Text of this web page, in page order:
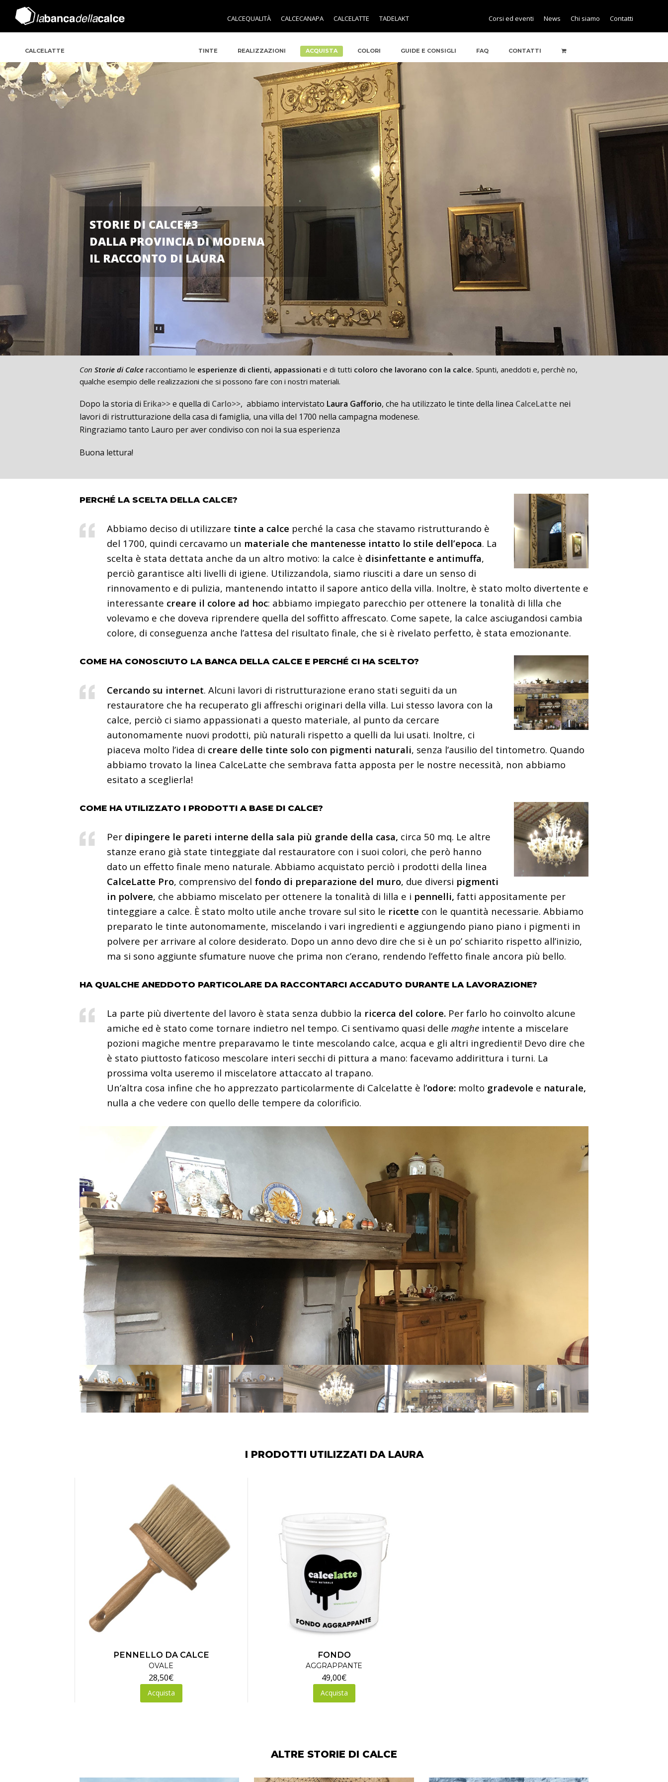
CALCEQUALITÀ CALCECANAPA CALCELATTE TADELAKT Corsi ed eventi News Chi siamo Contatti
CALCELATTE TINTE REALIZZAZIONI ACQUISTA COLORI GUIDE E CONSIGLI FAQ CONTATTI
STORIE DI CALCE#3
DALLA PROVINCIA DI MODENA
IL RACCONTO DI LAURA
Con Storie di Calce raccontiamo le esperienze di clienti, appassionati e di tutti coloro che lavorano con la calce. Spunti, aneddoti e, perchè no,
qualche esempio delle realizzazioni che si possono fare con i nostri materiali.
Dopo la storia di Erika>>e quella di Carlo>>, abbiamo intervistato Laura Gafforio, che ha utilizzato le tinte della linea CalceLatte nei
lavori di ristrutturazione della casa di famiglia, una villa del 1700 nella campagna modenese.
Ringraziamo tanto Lauro per aver condiviso con noi la sua esperienza
Buona lettura!
PERCHÉ LA SCELTA DELLA CALCE?
Abbiamo deciso di utilizzare tinte a calce perché la casa che stavamo ristrutturando è
del 1700, quindi cercavamo un materiale che mantenesse intatto lo stile dell’epoca. La
scelta è stata dettata anche da un altro motivo: la calce è disinfettante e antimuffa,
perciò garantisce alti livelli di igiene. Utilizzandola, siamo riusciti a dare un senso di
rinnovamento e di pulizia, mantenendo intatto il sapore antico della villa. Inoltre, è stato molto divertente e
interessante creare il colore ad hoc: abbiamo impiegato parecchio per ottenere la tonalità di lilla che
volevamo e che doveva riprendere quella del soffitto affrescato. Come sapete, la calce asciugandosi cambia
colore, di conseguenza anche l’attesa del risultato finale, che si è rivelato perfetto, è stata emozionante.
COME HA CONOSCIUTO LA BANCA DELLA CALCE E PERCHÉ CI HA SCELTO?
Cercando su internet. Alcuni lavori di ristrutturazione erano stati seguiti da un
restauratore che ha recuperato gli affreschi originari della villa. Lui stesso lavora con la
calce, perciò ci siamo appassionati a questo materiale, al punto da cercare
autonomamente nuovi prodotti, più naturali rispetto a quelli da lui usati. Inoltre, ci
piaceva molto l’idea di creare delle tinte solo con pigmenti naturali, senza l’ausilio del tintometro. Quando
abbiamo trovato la linea CalceLatte che sembrava fatta apposta per le nostre necessità, non abbiamo
esitato a sceglierla!
COME HA UTILIZZATO I PRODOTTI A BASE DI CALCE?
Per dipingere le pareti interne della sala più grande della casa, circa 50 mq. Le altre
stanze erano già state tinteggiate dal restauratore con i suoi colori, che però hanno
dato un effetto finale meno naturale. Abbiamo acquistato perciò i prodotti della linea
CalceLatte Pro, comprensivo del fondo di preparazione del muro, due diversi pigmenti
in polvere, che abbiamo miscelato per ottenere la tonalità di lilla e i pennelli, fatti appositamente per
tinteggiare a calce. È stato molto utile anche trovare sul sito le ricette con le quantità necessarie. Abbiamo
preparato le tinte autonomamente, miscelando i vari ingredienti e aggiungendo piano piano i pigmenti in
polvere per arrivare al colore desiderato. Dopo un anno devo dire che si è un po’ schiarito rispetto all’inizio,
ma si sono aggiunte sfumature nuove che prima non c’erano, rendendo l’effetto finale ancora più bello.
HA QUALCHE ANEDDOTO PARTICOLARE DA RACCONTARCI ACCADUTO DURANTE LA LAVORAZIONE?
La parte più divertente del lavoro è stata senza dubbio la ricerca del colore. Per farlo ho coinvolto alcune
amiche ed è stato come tornare indietro nel tempo. Ci sentivamo quasi delle maghe intente a miscelare
pozioni magiche mentre preparavamo le tinte mescolando calce, acqua e gli altri ingredienti! Devo dire che
è stato piuttosto faticoso mescolare interi secchi di pittura a mano: facevamo addirittura i turni. La
prossima volta useremo il miscelatore attaccato al trapano.
Un’altra cosa infine che ho apprezzato particolarmente di Calcelatte è l’odore: molto gradevole e naturale,
nulla a che vedere con quello delle tempere da colorificio.
I PRODOTTI UTILIZZATI DA LAURA
PENNELLO DA CALCE
OVALE
28,50€
Acquista
FONDO
AGGRAPPANTE
49,00€
Acquista
ALTRE STORIE DI CALCE